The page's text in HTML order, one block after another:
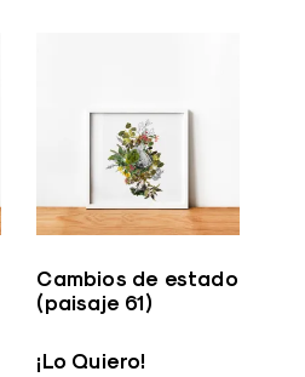
Cambios de estado
(paisaje 61)
¡Lo Quiero!